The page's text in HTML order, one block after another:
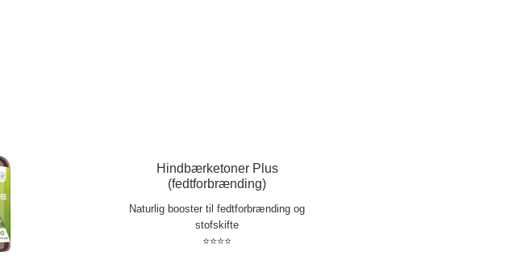
Hindbærketoner Plus
(fedtforbrænding)
Naturlig booster til fedtforbrænding og
stofskifte
⭐⭐⭐⭐